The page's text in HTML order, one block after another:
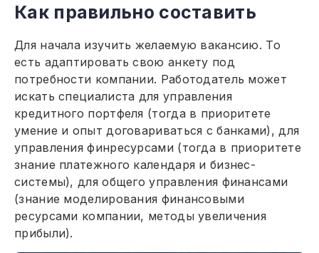
Как правильно составить
Для начала изучить желаемую вакансию. То
есть адаптировать свою анкету под
потребности компании. Работодатель может
искать специалиста для управления
кредитного портфеля (тогда в приоритете
умение и опыт договариваться с банками), для
управления финресурсами (тогда в приоритете
знание платежного календаря и бизнес-
системы), для общего управления финансами
(знание моделирования финансовыми
ресурсами компании, методы увеличения
прибыли).